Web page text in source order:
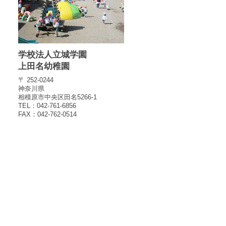
学校法人立城学園
上田名幼稚園
〒 252-0244
神奈川県
相模原市中央区田名5266-1
TEL：042-761-6856
FAX：042-762-0514